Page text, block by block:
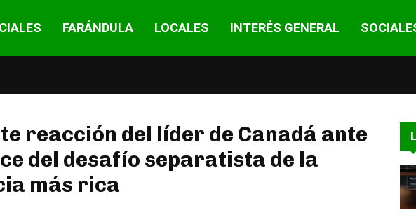
FARÁNDULA LOCALES INTERÉS GENERAL
reacción del líder de Canadá ante
del desafío separatista de la
más rica